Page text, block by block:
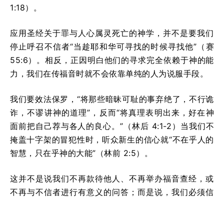
1:18）。
应用圣经关于罪与人心属灵死亡的神学，并不是要我们
停止呼召不信者“当趁耶和华可寻找的时候寻找他”（赛
55:6）。相反，正因明白他们的寻求完全依赖于神的能
力，我们在传福音时就不会依靠单纯的人为说服手段。
我们要效法保罗，“将那些暗昧可耻的事弃绝了，不行诡
诈，不谬讲神的道理”，反而“将真理表明出来，好在神
面前把自己荐与各人的良心。”（林后 4:1-2）当我们不
掩盖十字架的冒犯性时，听众新生的信心就“不在乎人的
智慧，只在乎神的大能”（林前 2:5）。
这并不是说我们不再款待他人、不再举办福音查经，或
不再与不信者进行有意义的问答；而是说，我们必须信